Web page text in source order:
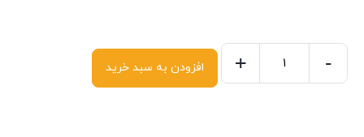
-
+ افزودن به سبد خرید